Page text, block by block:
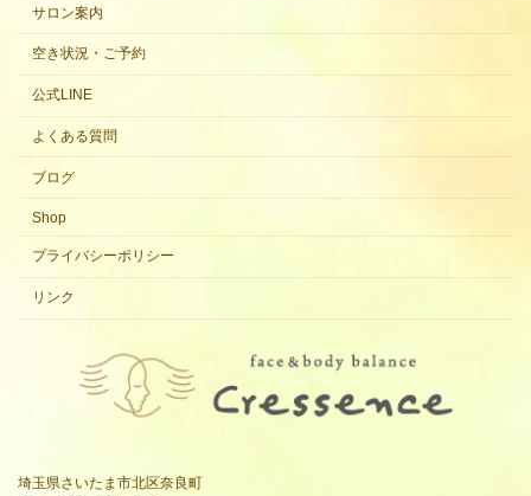
サロン案内
空き状況・ご予約
公式LINE
よくある質問
ブログ
Shop
プライバシーポリシー
リンク
埼玉県さいたま市北区奈良町